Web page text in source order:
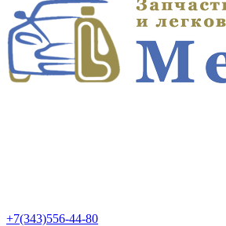
+7(343)556-44-80